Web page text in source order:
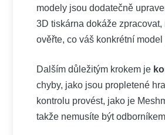
modely jsou dodatečně
3D tiskárna dokáže
ověřte, co váš konkrétní model
Dalším důležitým krokem je
chyby, jako jsou propletené
kontrolu provést, jako je
takže nemusíte být